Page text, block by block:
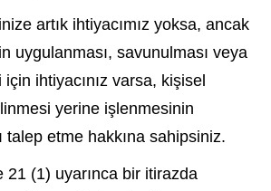
artık ihtiyacımız yoksa, ancak
uygulanması, savunulması veya
ihtiyacınız varsa, kişisel
yerine işlenmesinin
talep etme hakkına sahipsiniz.
21 (1) uyarınca bir itirazda